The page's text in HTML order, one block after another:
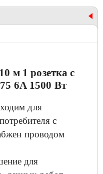
м 1 розетка с
6А 1500 Вт
для
с
проводом
для